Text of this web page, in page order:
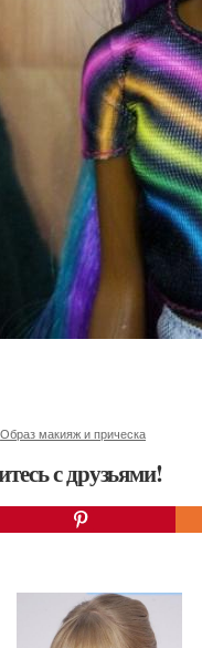
Образ макияж и прическа
с друзьями!